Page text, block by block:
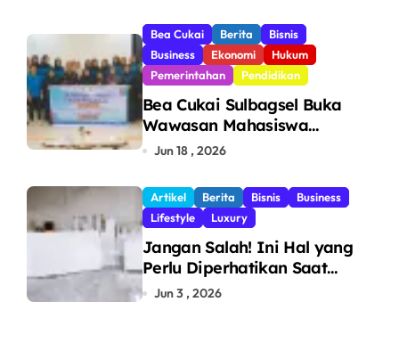
Bea Cukai Berita
Bisnis
Business
Ekonomi
Hukum
Pemerintahan
Pendidikan
Bea Cukai Sulbagsel Buka
Wawasan Mahasiswa
Politeknik Bosowa tentang
dan Pencegahan Barang
Ilegal
Jun 18 , 2026
Artikel Berita Bisnis
Business
Lifestyle
Luxury
Jangan Salah! Ini Hal yang
Perlu Diperhatikan Saat
Pasang Big Slab
Jun 3 , 2026